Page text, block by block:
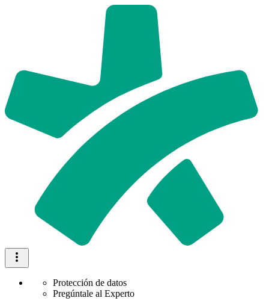
Protección de datos
Pregúntale al Experto